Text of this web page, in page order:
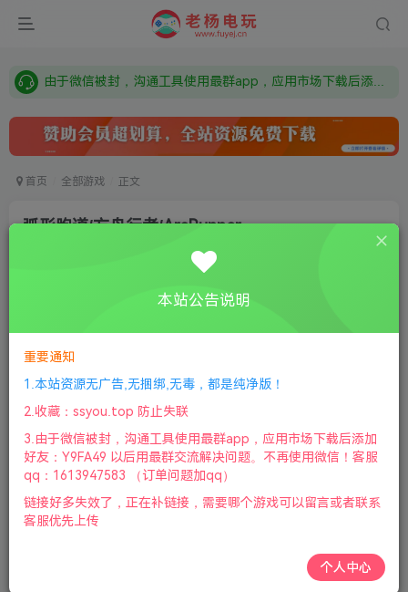
需要什么游戏请联系客服，若链接失效请联系客服，百度网盘边上的激活码也是解压密码
由于微信被封，沟通工具使用最群app，应用市场下载后添加好友：Y9FA49 以后用最群交流解决问题。不再使用微信！
首页 全部游戏 正文
弧形跑道/方舟行者/ArcRunner
①下载安装教程 ②下载安装视频教程 ③ 游戏运行
版本：v1.1.0.1|容量9GB|官方简体中文|2023年07月05号更
新
游戏介绍
ArcRunner是一款赛博朋克风格第三人称射击游戏，穿越泰
坦级空间站弧光号，重置被感染失去控制的人工智能
KORE。老杨电玩网分享ArcRunner下载，在这趟任务行程
中，扮演士兵、忍者或是黑客，你将面对不同人工智能机器
本站公告说明
重要通知
1.本站资源无广告,无捆绑,无毒，都是纯净版！
2.收藏：ssyou.top 防止失联
3.由于微信被封，沟通工具使用最群app，应用市场下载后添加
好友：Y9FA49 以后用最群交流解决问题。不再使用微信！客服
qq：1613947583 （订单问题加qq）
链接好多失效了，正在补链接，需要哪个游戏可以留言或者联系
客服优先上传
个人中心